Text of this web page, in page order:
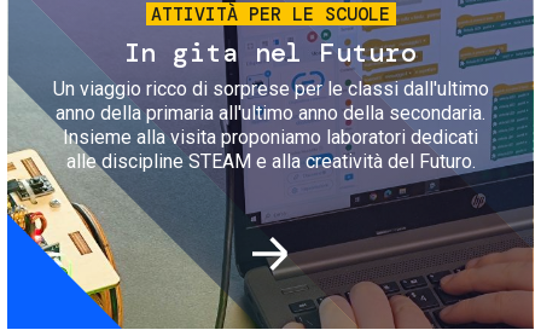
ATTIVITÀ PER LE SCUOLE
In gita nel Futuro
Un viaggio ricco di sorprese per le classi dall'ultimo
anno della primaria all'ultimo anno della secondaria.
Insieme alla visita proponiamo laboratori dedicati
alle discipline STEAM e alla creatività del Futuro.